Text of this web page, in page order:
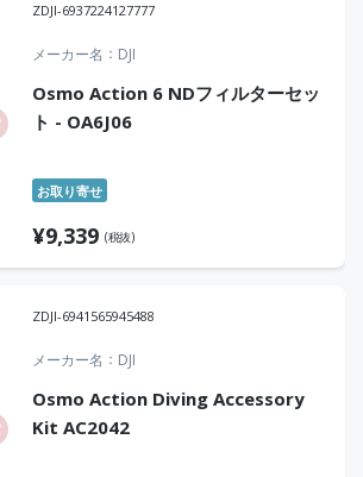
ZDJI-6937224127777
メーカー名 DJI
Osmo Action 6 NDフィルターセッ
ト - OA6J06
お取り寄せ
¥9,339 (税抜)
ZDJI-6941565945488
メーカー名 DJI
Osmo Action Diving Accessory
Kit AC2042